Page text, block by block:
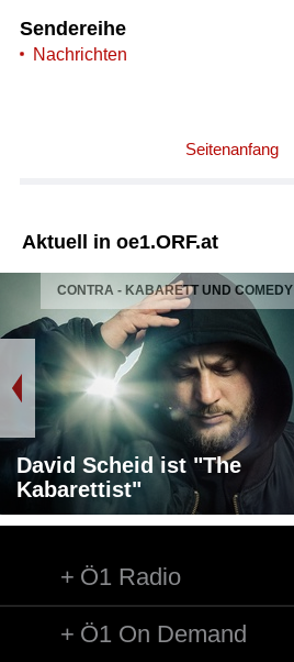
Sendereihe
Nachrichten
Seitenanfang
Aktuell in oe1.ORF.at
CONTRA - KABARETT UND COMEDY
David Scheid ist "The
Kabarettist"
Ö1 Radio
Ö1 On Demand